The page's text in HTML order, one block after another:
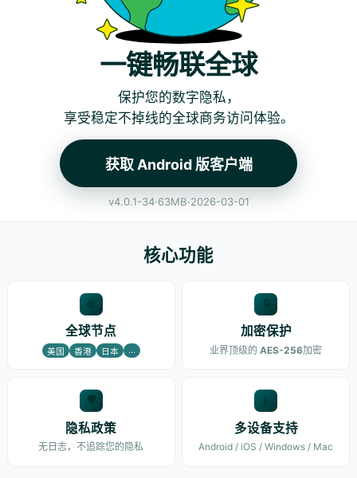
一键畅联全球
保护您的数字隐私，
享受稳定不掉线的全球商务访问体验。
获取 Android 版客户端
v4.0.1-34·63MB·2026-03-01
核心功能
🌐
全球节点
美国 香港 日本 ...
🔒
加密保护
业界顶级的AES-256加密
🛡️
隐私政策
无日志，不追踪您的隐私
📱
多设备支持
Android / iOS / Windows / Mac